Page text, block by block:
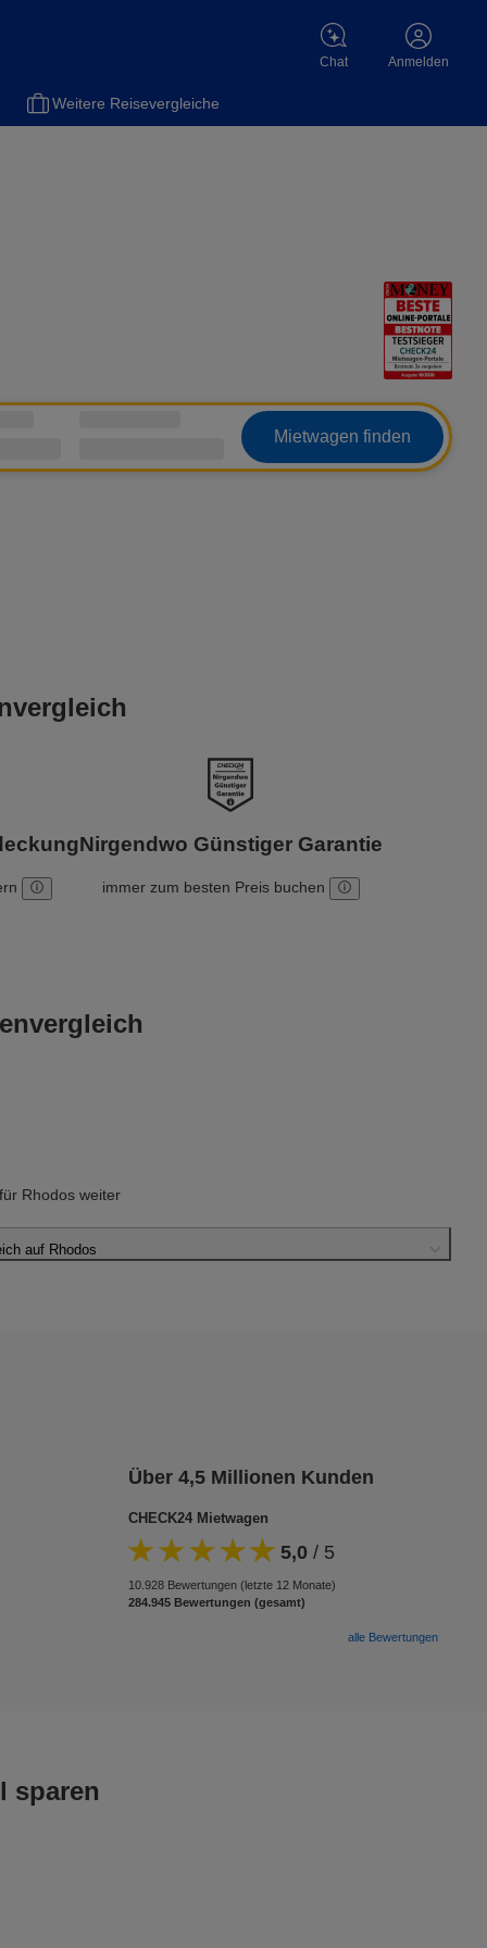
Chat Anmelden
Versicherungen Flüge
Weitere Reisevergleiche
Mietwagen finden
Nirgendwo Günstiger Garantie
immer zum besten Preis buchen
Rhodos weiter
auf Rhodos
Über 4,5 Millionen Kunden
CHECK24 Mietwagen
5,0 / 5
10.928 Bewertungen (letzte 12 Monate)
284.945 Bewertungen (gesamt)
alle Bewertungen
sparen